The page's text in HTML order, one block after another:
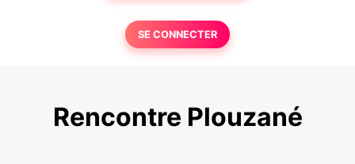
SE CONNECTER
Rencontre Plouzané